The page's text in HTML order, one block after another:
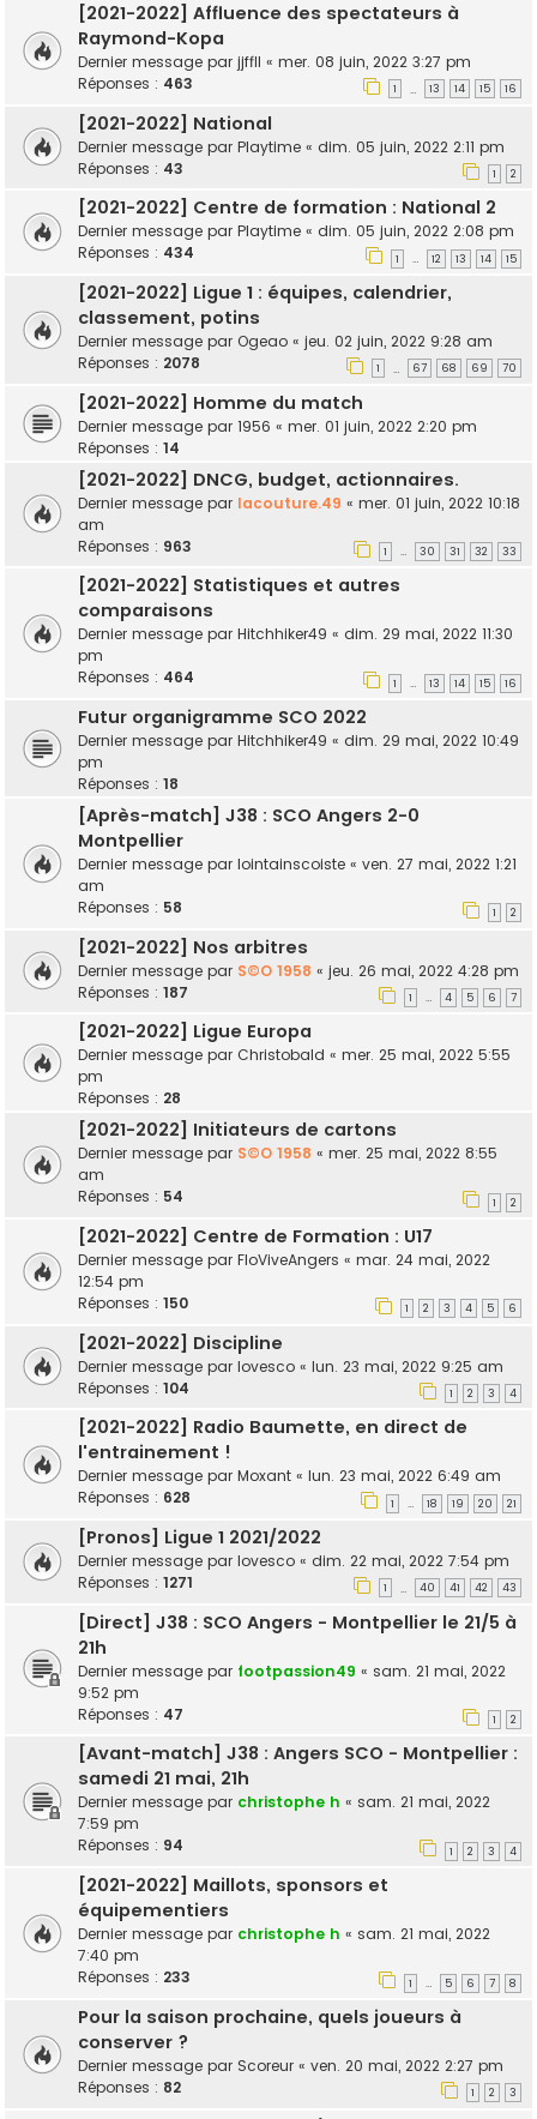
[2021-2022] Affluence des spectateurs à
Raymond-Kopa
Dernier message par jjffll « mer. 08 juin, 2022 3:27 pm
Réponses : 463 1 … 13 14 15 16
[2021-2022] National
Dernier message par Playtime « dim. 05 juin, 2022 2:11 pm
Réponses : 43 1 2
[2021-2022] Centre de formation : National 2
Dernier message par Playtime « dim. 05 juin, 2022 2:08 pm
Réponses : 434 1 … 12 13 14 15
[2021-2022] Ligue 1 : équipes, calendrier,
classement, potins
Dernier message par Ogeao « jeu. 02 juin, 2022 9:28 am
Réponses : 2078 1 … 67 68 69 70
[2021-2022] Homme du match
Dernier message par 1956 « mer. 01 juin, 2022 2:20 pm
Réponses : 14
[2021-2022] DNCG, budget, actionnaires.
Dernier message par lacouture.49 « mer. 01 juin, 2022 10:18
am
Réponses : 963 1 … 30 31 32 33
[2021-2022] Statistiques et autres
comparaisons
Dernier message par Hitchhiker49 « dim. 29 mai, 2022 11:30
pm
Réponses : 464 1 … 13 14 15 16
Futur organigramme SCO 2022
Dernier message par Hitchhiker49 « dim. 29 mai, 2022 10:49
pm
Réponses : 18
[Après-match] J38 : SCO Angers 2-0
Montpellier
Dernier message par lointainscoiste « ven. 27 mai, 2022 1:21
am
Réponses : 58 1 2
[2021-2022] Nos arbitres
Dernier message par S©O 1958 « jeu. 26 mai, 2022 4:28 pm
Réponses : 187 1 … 4 5 6 7
[2021-2022] Ligue Europa
Dernier message par Christobald « mer. 25 mai, 2022 5:55
pm
Réponses : 28
[2021-2022] Initiateurs de cartons
Dernier message par S©O 1958 « mer. 25 mai, 2022 8:55
am
Réponses : 54 1 2
[2021-2022] Centre de Formation : U17
Dernier message par FloViveAngers « mar. 24 mai, 2022
12:54 pm
Réponses : 150 1 2 3 4 5 6
[2021-2022] Discipline
Dernier message par lovesco « lun. 23 mai, 2022 9:25 am
Réponses : 104 1 2 3 4
[2021-2022] Radio Baumette, en direct de
l'entrainement !
Dernier message par Moxant « lun. 23 mai, 2022 6:49 am
Réponses : 628 1 … 18 19 20 21
[Pronos] Ligue 1 2021/2022
Dernier message par lovesco « dim. 22 mai, 2022 7:54 pm
Réponses : 1271 1 … 40 41 42 43
[Direct] J38 : SCO Angers - Montpellier le 21/5 à
21h
Dernier message par footpassion49 « sam. 21 mai, 2022
9:52 pm
Réponses : 47 1 2
[Avant-match] J38 : Angers SCO - Montpellier :
samedi 21 mai, 21h
Dernier message par christophe h « sam. 21 mai, 2022
7:59 pm
Réponses : 94 1 2 3 4
[2021-2022] Maillots, sponsors et
équipementiers
Dernier message par christophe h « sam. 21 mai, 2022
7:40 pm
Réponses : 233 1 … 5 6 7 8
Pour la saison prochaine, quels joueurs à
conserver ?
Dernier message par Scoreur « ven. 20 mai, 2022 2:27 pm
Réponses : 82 1 2 3